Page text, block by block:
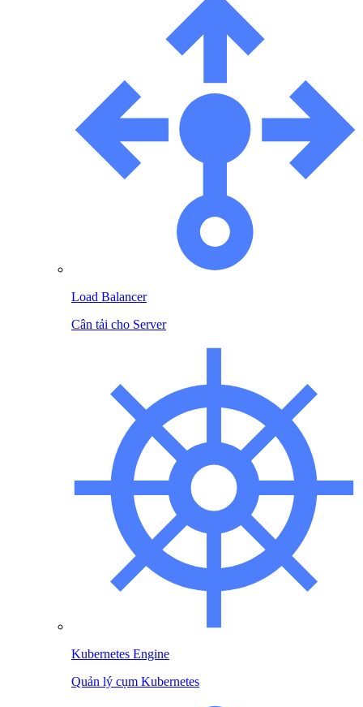
Load Balancer
Cân tải cho Server
Kubernetes Engine
Quản lý cụm Kubernetes